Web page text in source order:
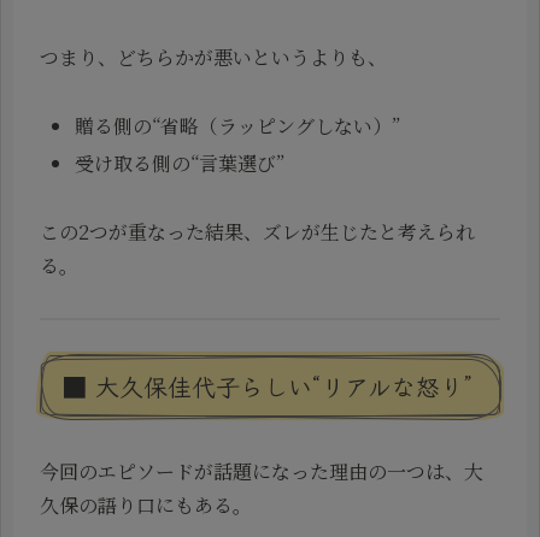
つまり、どちらかが悪いというよりも、
贈る側の“省略（ラッピングしない）”
受け取る側の“言葉選び”
この2つが重なった結果、ズレが生じたと考えられ
る。
■ 大久保佳代子らしい“リアルな怒り”
今回のエピソードが話題になった理由の一つは、大
久保の語り口にもある。